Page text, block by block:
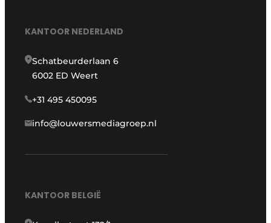
KANTOOR NEDERLAND
Schatbeurderlaan 6
6002 ED Weert
+31 495 450095
info@louwersmediagroep.nl
KANTOOR BELGIË